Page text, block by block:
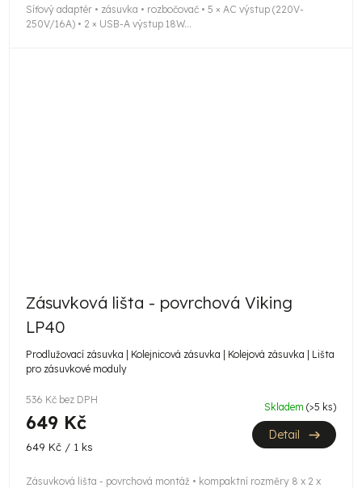
Síťový adaptér • zásuvka • rozbočovač • 5 × AC výstup (220V-
250V/16A) • 2 × USB-A výstup 18W...
Zásuvková lišta - povrchová Viking
LP40
Prodlužovací zásuvka | Kolejnicová zásuvka | Kolejová zásuvka | Lišta
pro zásuvkové moduly
536 Kč bez DPH
649 Kč
Měrná
649 Kč / 1 ks
Skladem (>5 ks)
Detail
Zásuvková lišta - povrchová montáž • kompaktní rozměry 8 x 2 x